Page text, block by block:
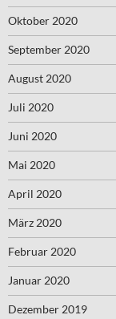
Oktober 2020
September 2020
August 2020
Juli 2020
Juni 2020
Mai 2020
April 2020
März 2020
Februar 2020
Januar 2020
Dezember 2019